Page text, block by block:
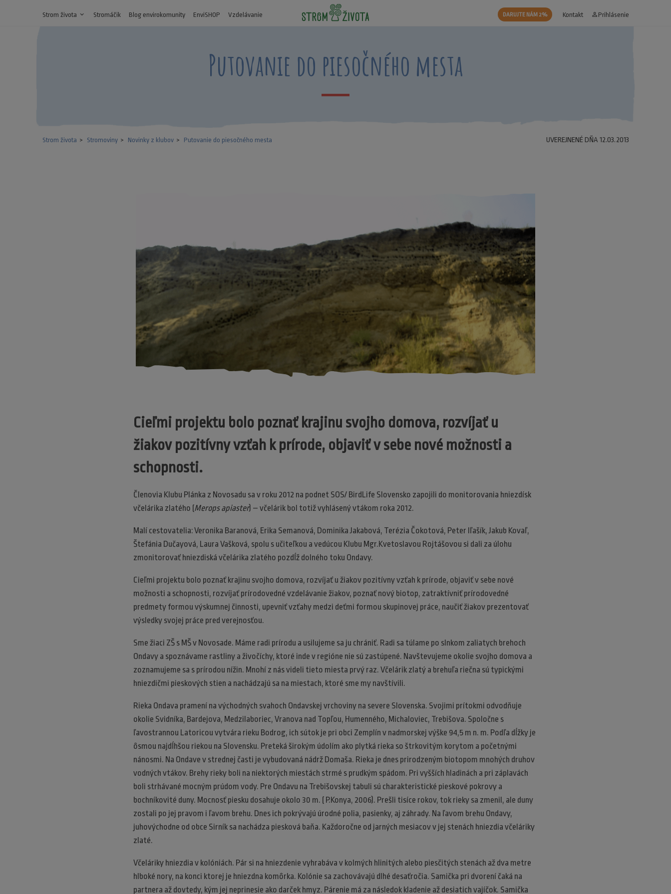
Strom života expand_more Stromáčik Blog envirokomunity EnviSHOP Vzdelávanie DARUJTE NÁM 2% Kontakt person_outline Prihlásenie
Putovanie do piesočného mesta
Strom života Stromoviny Novinky z klubov Putovanie do piesočného mesta UVEREJNENÉ DŇA 12.03.2013
Cieľmi projektu bolo poznať krajinu svojho domova, rozvíjať u
žiakov pozitívny vzťah k prírode, objaviť v sebe nové možnosti a
schopnosti.
Členovia Klubu Plánka z Novosadu sa v roku 2012 na podnet SOS/ BirdLife Slovensko zapojili do monitorovania hniezdísk
včelárika zlatého (Merops apiaster) – včelárik bol totiž vyhlásený vtákom roka 2012.
Malí cestovatelia: Veronika Baranová, Erika Semanová, Dominika Jakabová, Terézia Čokotová, Peter Iľašík, Jakub Kovaľ,
Štefánia Dučayová, Laura Vašková, spolu s učiteľkou a vedúcou Klubu Mgr.Kvetoslavou Rojtášovou si dali za úlohu
zmonitorovať hniezdiská včelárika zlatého pozdĺž dolného toku Ondavy.
Cieľmi projektu bolo poznať krajinu svojho domova, rozvíjať u žiakov pozitívny vzťah k prírode, objaviť v sebe nové
možnosti a schopnosti, rozvíjať prírodovedné vzdelávanie žiakov, poznať nový biotop, zatraktívniť prírodovedné
predmety formou výskumnej činnosti, upevniť vzťahy medzi deťmi formou skupinovej práce, naučiť žiakov prezentovať
výsledky svojej práce pred verejnosťou.
Sme žiaci ZŠ s MŠ v Novosade. Máme radi prírodu a usilujeme sa ju chrániť. Radi sa túlame po slnkom zaliatych brehoch
Ondavy a spoznávame rastliny a živočíchy, ktoré inde v regióne nie sú zastúpené. Navštevujeme okolie svojho domova a
zoznamujeme sa s prírodou nížin. Mnohí z nás videli tieto miesta prvý raz. Včelárik zlatý a brehuľa riečna sú typickými
hniezdičmi pieskových stien a nachádzajú sa na miestach, ktoré sme my navštívili.
Rieka Ondava pramení na východných svahoch Ondavskej vrchoviny na severe Slovenska. Svojimi prítokmi odvodňuje
okolie Svidníka, Bardejova, Medzilaboriec, Vranova nad Topľou, Humenného, Michaloviec, Trebišova. Spoločne s
ľavostrannou Latoricou vytvára rieku Bodrog, ich sútok je pri obci Zemplín v nadmorskej výške 94,5 m n. m. Podľa dĺžky je
ôsmou najdĺhšou riekou na Slovensku. Preteká širokým údolím ako plytká rieka so štrkovitým korytom a početnými
nánosmi. Na Ondave v strednej časti je vybudovaná nádrž Domaša. Rieka je dnes prirodzeným biotopom mnohých druhov
vodných vtákov. Brehy rieky boli na niektorých miestách strmé s prudkým spádom. Pri vyšších hladinách a pri záplavách
boli strhávané mocným prúdom vody. Pre Ondavu na Trebišovskej tabuli sú charakteristické pieskové pokrovy a
bochníkovité duny. Mocnosť piesku dosahuje okolo 30 m. ( P.Konya, 2006). Prešli tisíce rokov, tok rieky sa zmenil, ale duny
zostali po jej pravom i ľavom brehu. Dnes ich pokrývajú úrodné polia, pasienky, aj záhrady. Na ľavom brehu Ondavy,
juhovýchodne od obce Sirník sa nachádza piesková baňa. Každoročne od jarných mesiacov v jej stenách hniezdia včeláriky
zlaté.
Včeláriky hniezdia v kolóniách. Pár si na hniezdenie vyhrabáva v kolmých hlinitých alebo piesčitých stenách až dva metre
hlboké nory, na konci ktorej je hniezdna komôrka. Kolónie sa zachovávajú dlhé desaťročia. Samička pri dvorení čaká na
partnera až dovtedy, kým jej neprinesie ako darček hmyz. Párenie má za následok kladenie až desiatich vajíčok. Samička